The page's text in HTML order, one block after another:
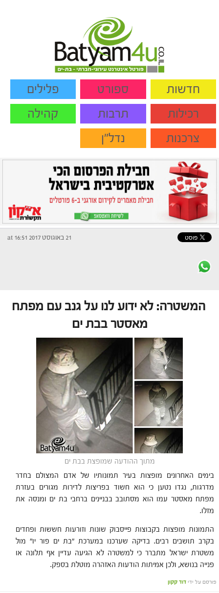
חדשות ספורט
פלילים
רכילות
תרבות
קהילה
צרכנות
נדל"ן
21 באוגוסט 2017 at 16:51
המשטרה: לא ידוע לנו על גנב עם מפתח
מאסטר בבת ים
מתוך ההודעה שמופצת בבת ים
בימים האחרונים מופצות בעיר תמונותיו של אדם המצולם בחדר
מדרגות, נגדו נטען כי הוא חשוד בפריצות לדירות מגורים בעזרת
מפתח מאסטר עמו הוא מסתובב בבניינים ברחבי בת ים ומנסה את
מזלו.
התמונות מופצות בקבוצות פייסבוק שונות וזורעות חששות ופחדים
בקרב תושבים רבים. בדיקה שערכנו במערכת "בת ים פור יו" מול
משטרת ישראל מתברר כי למשטרה לא הגיעה עדיין אף תלונה או
פנייה בנושא, ולכן אמיתות הודעות האזהרה מוטלת בספק.
פורסם על ידי דוד קקון